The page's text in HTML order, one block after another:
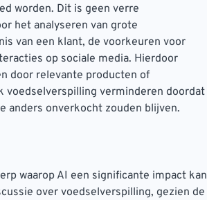
worden. Dit is geen verre
het analyseren van grote
van een klant, de voorkeuren voor
op sociale media. Hierdoor
door relevante producten of
voedselverspilling verminderen doordat
anders onverkocht zouden blijven.
waarop AI een significante impact kan
over voedselverspilling, gezien de